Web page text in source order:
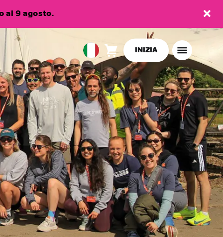
al 9 agosto.
European
Union
Italiano
Carrello0
articoli
INIZIA